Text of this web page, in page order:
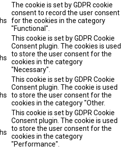
The cookie is set by GDPR cookie
consent to record the user consent
for the cookies in the category
"Functional".
This cookie is set by GDPR Cookie
Consent plugin. The cookies is used
to store the user consent for the
cookies in the category
"Necessary".
This cookie is set by GDPR Cookie
Consent plugin. The cookie is used
to store the user consent for the
cookies in the category "Other.
This cookie is set by GDPR Cookie
Consent plugin. The cookie is used
to store the user consent for the
cookies in the category
"Performance".